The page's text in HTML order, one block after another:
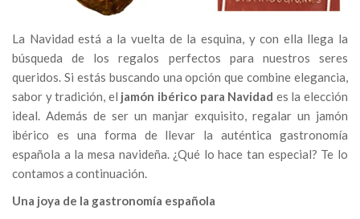
La Navidad está a la vuelta de la esquina, y con ella llega la
búsqueda de los regalos perfectos para nuestros seres
queridos. Si estás buscando una opción que combine elegancia,
sabor y tradición, el jamón ibérico para Navidad es la elección
ideal. Además de ser un manjar exquisito, regalar un jamón
ibérico es una forma de llevar la auténtica gastronomía
española a la mesa navideña. ¿Qué lo hace tan especial? Te lo
contamos a continuación.
Una joya de la gastronomía española